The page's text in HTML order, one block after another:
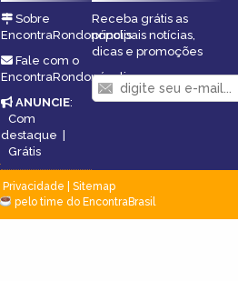
Sobre
EncontraRondonópolis
Fale com o
EncontraRondonópolis
ANUNCIE:
Com
destaque |
Grátis
Receba grátis as
principais notícias,
dicas e promoções
Privacidade
Sitemap
pelo time do EncontraBrasil